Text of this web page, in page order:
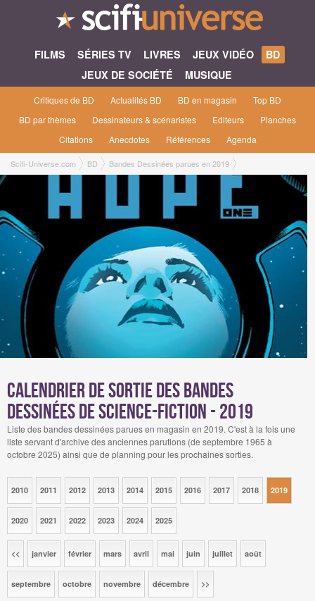
FILMS SÉRIES TV LIVRES JEUX VIDÉO
BD
JEUX DE SOCIÉTÉ
MUSIQUE
Critiques de BD Actualités BD BD en magasin
Top BD
BD par thèmes
Dessinateurs & scénaristes Editeurs
Planches
Citations
Anecdotes Références Agenda
Scifi-Universe.com BD Bandes Dessinées parues en 2019
Calendrier de sortie des bandes
dessinées de science-fiction - 2019
Liste des bandes dessinées parues en magasin en 2019. C'est à la fois une
liste servant d'archive des anciennes parutions (de septembre 1965 à
octobre 2025) ainsi que de planning pour les prochaines sorties.
2010 2011 2012 2013 2014 2015 2016 2017 2018 2019
2020 2021 2022 2023 2024 2025
<< janvier février mars avril mai juin juillet août
septembre octobre novembre décembre >>